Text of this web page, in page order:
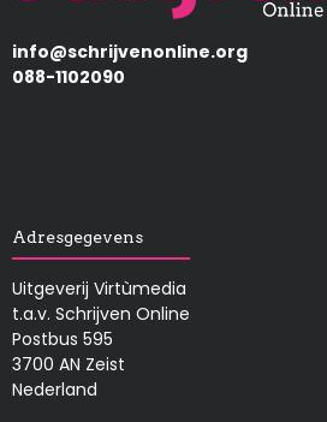
info@schrijvenonline.org
088-1102090
Adresgegevens
Uitgeverij Virtùmedia
t.a.v. Schrijven Online
Postbus 595
3700 AN Zeist
Nederland